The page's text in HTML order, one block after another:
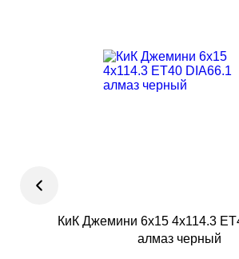
КиК Джемини 6x15 4x114.3
алмаз черный